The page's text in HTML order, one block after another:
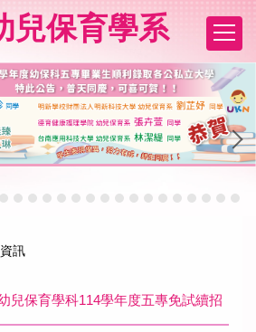
兒保育學系
訊
兒保育學科114學年度五專免試續招